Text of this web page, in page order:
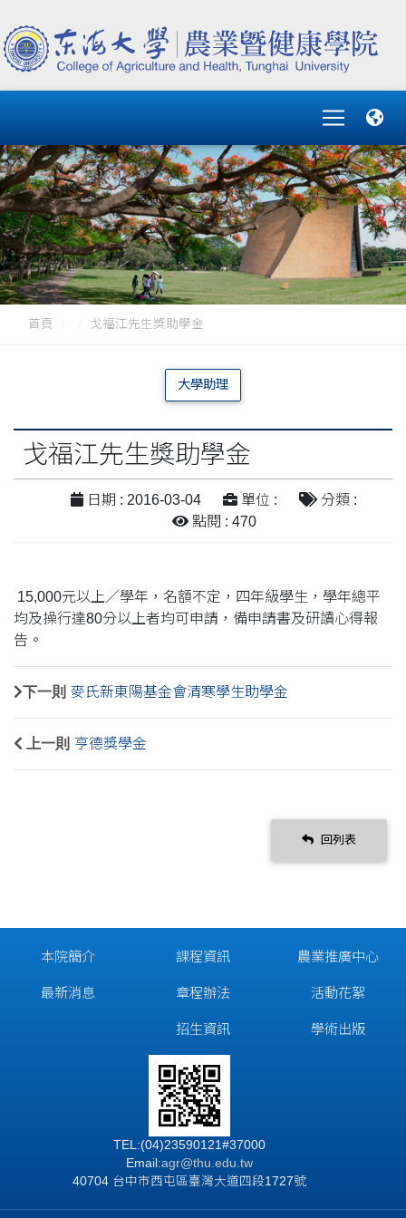
首頁 戈福江先生獎助學金
大學助理
戈福江先生獎助學金
日期 : 2016-03-04 單位 :
分類 :
點閱 : 470
15,000元以上／學年，名額不定，四年級學生，學年總平
均及操行達80分以上者均可申請，備申請書及研讀心得報
告。
下一則 麥氏新東陽基金會清寒學生助學金
上一則 亨德獎學金
回列表
本院簡介
最新消息
課程資訊
章程辦法
招生資訊
農業推廣中心
活動花絮
學術出版
TEL:(04)23590121#37000
Email:agr@thu.edu.tw
40704 台中市西屯區臺灣大道四段1727號